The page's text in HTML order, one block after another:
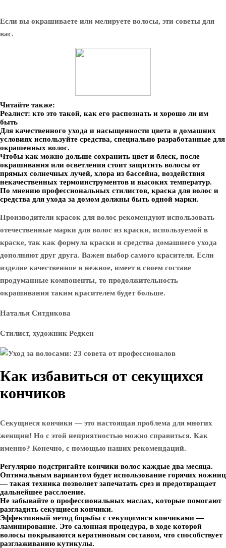
Если вы окрашиваете или мелируете волосы, эти советы для
вас.
Читайте также:
Реалист: кто это такой, как его распознать и хорошо ли им
быть
Для качественного ухода и насыщенности цвета в домашних
условиях используйте средства, специально разработанные для
окрашенных волос.
Чтобы как можно дольше сохранить цвет и блеск, после
окрашивания или осветления стоит защитить волосы от
прямых солнечных лучей, хлора из бассейна, воздействия
некачественных термоинструментов и высоких температур.
По мнению профессиональных стилистов, краска для волос и
средства для ухода за домом должны быть одной марки.
Производители красок для волос рекомендуют использовать
отечественные марки для волос из краски, используемой в
краске, так как формула краски и средства домашнего ухода
дополняют друг друга. Важен выбор самого красителя. Если
изделие качественное и нежное, имеет в своем составе
продуманные компоненты, то продолжительность
окрашивания таким красителем будет больше.
Наталья Ситдикова
Стилист, художник Редкен
Как избавиться от секущихся
кончиков
Секущиеся кончики — это настоящая проблема для многих
женщин! Но с этой неприятностью можно справиться. Как
именно? Конечно, с помощью наших рекомендаций.
Регулярно подстригайте кончики волос каждые два месяца.
Оптимальным вариантом будет использование горячих ножниц
— такая техника позволяет запечатать срез и предотвращает
дальнейшее расслоение.
Не забывайте о профессиональных маслах, которые помогают
разгладить секущиеся кончики.
Эффективный метод борьбы с секущимися кончиками —
ламинирование. Это салонная процедура, в ходе которой
волосы покрываются кератиновым составом, что способствует
разглаживанию кутикулы.